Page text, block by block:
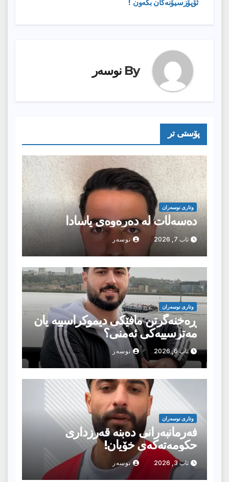
ئۆپۆزسیۆنەکان بکەون !
By نوسەر
پۆستى تر
وتارى نوسەران
دەسەڵات لە دەرەوەی یاسادا
ئاب 7, 2026 نوسەر
وتارى نوسەران
ڕەخنەگرتن مافێکی دیموکراسییە یان
مەترسییەکی ئەمنی؟
ئاب 6, 2026 نوسەر
وتارى نوسەران
فەرمانبەرانی دەبنە قەرزداری
حکومەتەکەی خۆیان!
ئاب 3, 2026 نوسەر